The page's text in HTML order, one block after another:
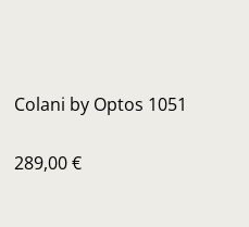
Colani by Optos 1051
289,00 €